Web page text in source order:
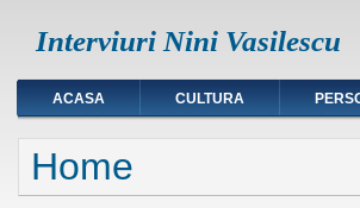
Interviuri Nini Vasilescu
ACASA CULTURA
You are here
Home